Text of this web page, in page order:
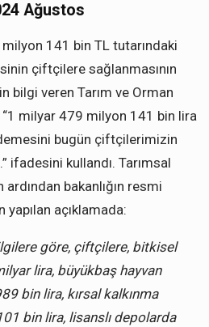
Ağustos
141 bin TL tutarındaki
çiftçilere sağlanmasının
bilgi veren Tarım ve Orman
“1 milyar 479 milyon 141 bin lira
bugün çiftçilerimizin
ifadesini kullandı. Tarımsal
bakanlığın resmi
açıklamada:
göre, çiftçilere, bitkisel
lira, büyükbaş hayvan
bin lira, kırsal kalkınma
bin lira, lisanslı depolarda